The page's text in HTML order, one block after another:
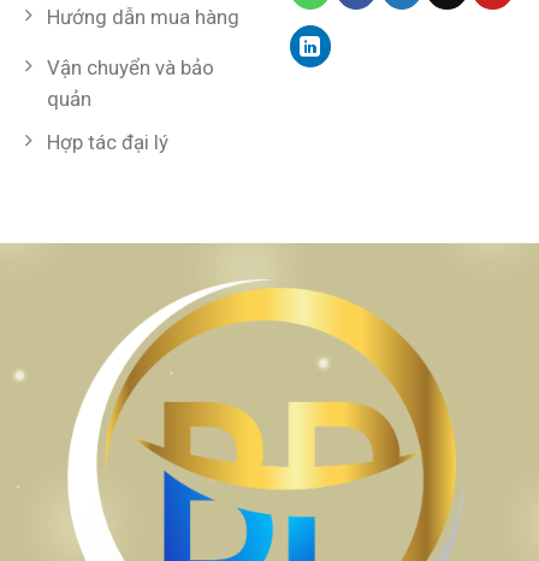
Hướng dẫn mua hàng
Vận chuyển và bảo
quản
Hợp tác đại lý